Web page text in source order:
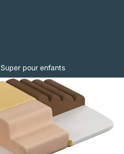
pour enfants